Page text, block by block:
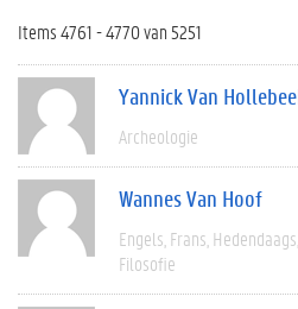
Items 4761 - 4770 van 5251
Yannick Van
Archeologie
Wannes Van Hoof
Engels Frans Hedendaags
Filosofie